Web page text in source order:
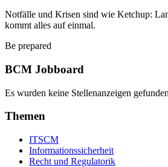
Notfälle und Krisen sind wie Ketchup:
kommt alles auf einmal.
Be prepared
BCM Jobboard
Es wurden keine Stellenanzeigen
Themen
ITSCM
Informationssicherheit
Recht und Regulatorik